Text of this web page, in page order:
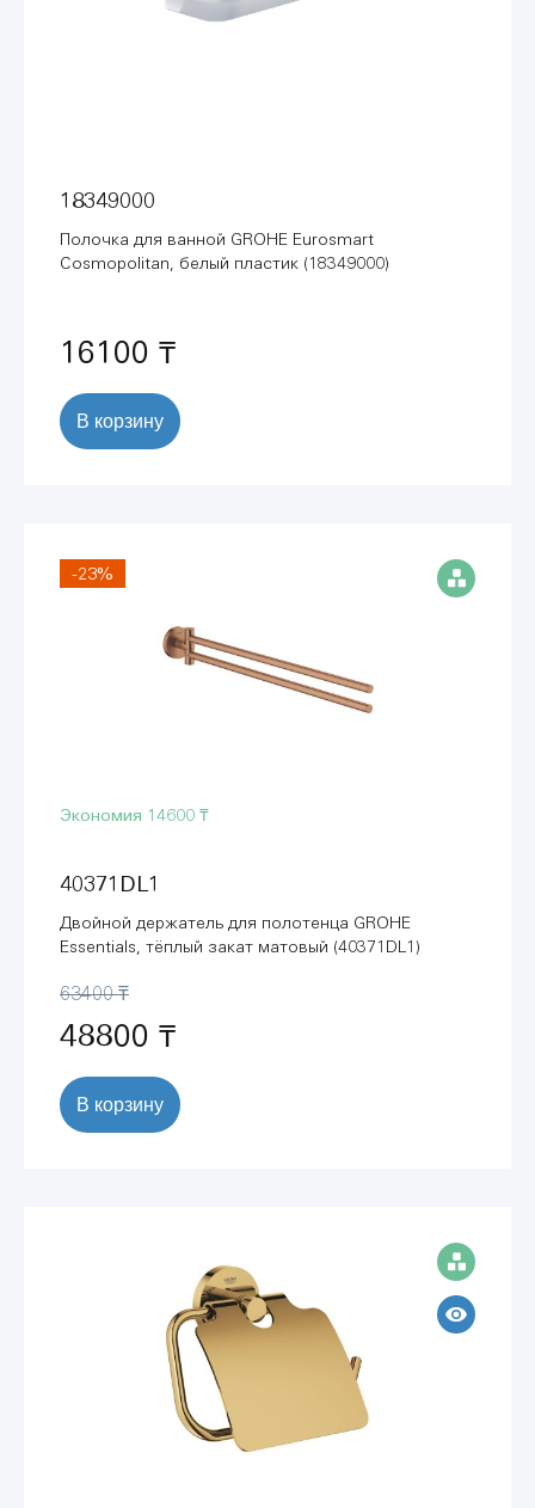
18349000
Полочка для ванной GROHE Eurosmart
Cosmopolitan, белый пластик (18349000)
16100 ₸
В корзину
-23%
Экономия 14600 ₸
40371DL1
Двойной держатель для полотенца GROHE
Essentials, тёплый закат матовый (40371DL1)
63400 ₸
48800 ₸
В корзину